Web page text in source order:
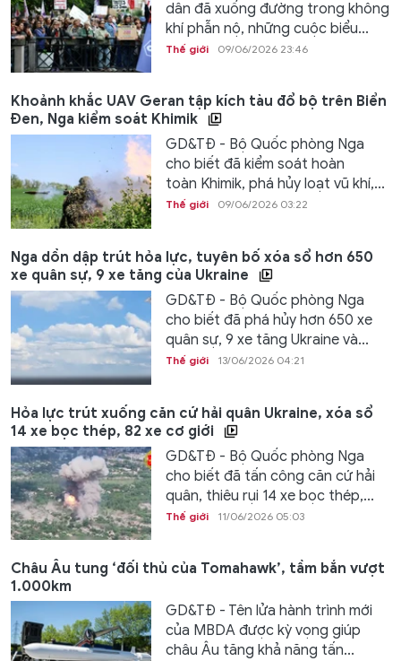
dân đã xuống đường trong không
khí phẫn nộ, những cuộc biểu...
Thế giới 09/06/2026 23:46
Khoảnh khắc UAV Geran tập kích tàu đổ bộ trên Biển
Đen, Nga kiểm soát Khimik
GD&TĐ - Bộ Quốc phòng Nga
cho biết đã kiểm soát hoàn
toàn Khimik, phá hủy loạt vũ khí,...
Thế giới 09/06/2026 03:22
Nga dồn dập trút hỏa lực, tuyên bố xóa sổ hơn 650
xe quân sự, 9 xe tăng của Ukraine
GD&TĐ - Bộ Quốc phòng Nga
cho biết đã phá hủy hơn 650 xe
quân sự, 9 xe tăng Ukraine và...
Thế giới 13/06/2026 04:21
Hỏa lực trút xuống căn cứ hải quân Ukraine, xóa sổ
14 xe bọc thép, 82 xe cơ giới
GD&TĐ - Bộ Quốc phòng Nga
cho biết đã tấn công căn cứ hải
quân, thiêu rụi 14 xe bọc thép,...
Thế giới 11/06/2026 05:03
Châu Âu tung ‘đối thủ của Tomahawk’, tầm bắn vượt
1.000km
GD&TĐ - Tên lửa hành trình mới
của MBDA được kỳ vọng giúp
châu Âu tăng khả năng tấn...